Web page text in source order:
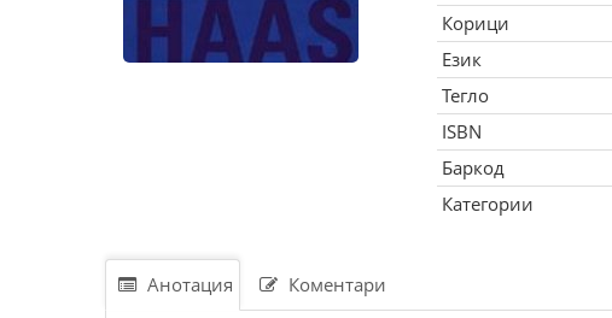
Корици
Език
Тегло
ISBN
Баркод
Категории
Анотация Коментари